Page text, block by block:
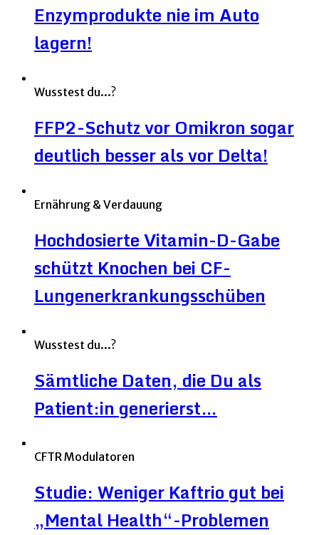
Enzymprodukte nie im Auto
lagern!
Wusstest du...?
FFP2-Schutz vor Omikron sogar
deutlich besser als vor Delta!
Ernährung & Verdauung
Hochdosierte Vitamin-D-Gabe
schützt Knochen bei CF-
Lungenerkrankungsschüben
Wusstest du...?
Sämtliche Daten, die Du als
Patient:in generierst…
CFTR Modulatoren
Studie: Weniger Kaftrio gut bei
„Mental Health“-Problemen